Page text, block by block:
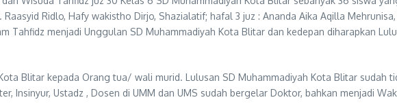
Ridlo, Hafy wakistho Dirjo, Shazialatif; hafal 3 juz : Ananda Aika Aqilla
Tahfidz menjadi Unggulan SD Muhammadiyah Kota Blitar dan kedepan diharapkan
Blitar kepada Orang tua/ wali murid. Lulusan SD Muhammadiyah Kota Blitar sudah
Insinyur, Ustadz , Dosen di UMM dan UMS sudah bergelar Doktor, bahkan menjadi